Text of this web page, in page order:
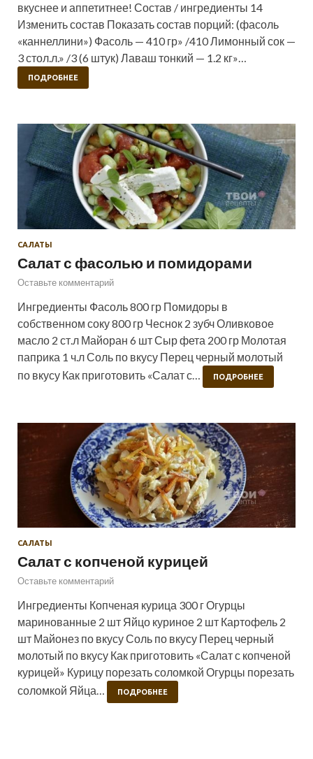
вкуснее и аппетитнее! Состав / ингредиенты 14
Изменить состав Показать состав порций: (фасоль
«каннеллини») Фасоль — 410 гр» /410 Лимонный сок —
3 стол.л.» /3 (6 штук) Лаваш тонкий — 1.2 кг»…
ПОДРОБНЕЕ
САЛАТЫ
Салат с фасолью и помидорами
Оставьте комментарий
Ингредиенты Фасоль 800 гр Помидоры в
собственном соку 800 гр Чеснок 2 зубч Оливковое
масло 2 ст.л Майоран 6 шт Сыр фета 200 гр Молотая
паприка 1 ч.л Соль по вкусу Перец черный молотый
по вкусу Как приготовить «Салат с…
ПОДРОБНЕЕ
САЛАТЫ
Салат с копченой курицей
Оставьте комментарий
Ингредиенты Копченая курица 300 г Огурцы
маринованные 2 шт Яйцо куриное 2 шт Картофель 2
шт Майонез по вкусу Соль по вкусу Перец черный
молотый по вкусу Как приготовить «Салат с копченой
курицей» Курицу порезать соломкой Огурцы порезать
соломкой Яйца…
ПОДРОБНЕЕ